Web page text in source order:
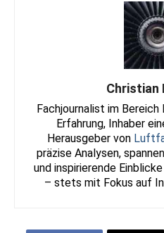
Christian
Fachjournalist im
Erfahrung, Inhaber
Herausgeber von
präzise Analysen,
und inspirierende
– stets mit Fokus auf